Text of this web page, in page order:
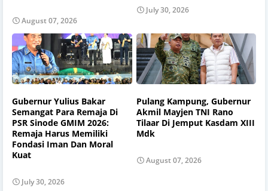
August 07, 2026
July 30, 2026
Gubernur Yulius Bakar
Semangat Para Remaja Di
PSR Sinode GMIM 2026:
Remaja Harus Memiliki
Fondasi Iman Dan Moral
Kuat
July 30, 2026
Pulang Kampung, Gubernur
Akmil Mayjen TNI Rano
Tilaar Di Jemput Kasdam XIII
Mdk
August 07, 2026